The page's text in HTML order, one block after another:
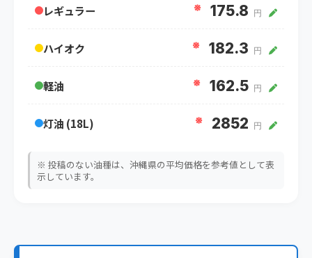
レギュラー ※ 175.8 円
ハイオク ※ 182.3 円
軽油 ※ 162.5 円
灯油 (18L) ※ 2852 円
※ 投稿のない油種は、沖縄県の平均価格を参考値として表
示しています。